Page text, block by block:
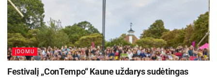
ĮDOMU
Festivalį „ConTempo“ Kaune uždarys sudėtingas